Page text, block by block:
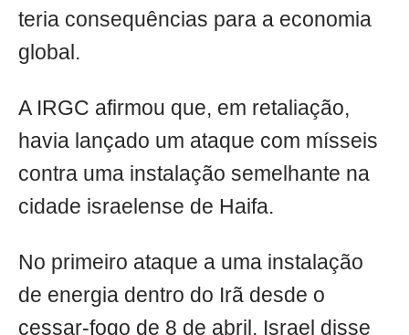
teria consequências para a economia
global.
A IRGC afirmou que, em retaliação,
havia lançado um ataque com mísseis
contra uma instalação semelhante na
cidade israelense de Haifa.
No primeiro ataque a uma instalação
de energia dentro do Irã desde o
cessar-fogo de 8 de abril, Israel disse